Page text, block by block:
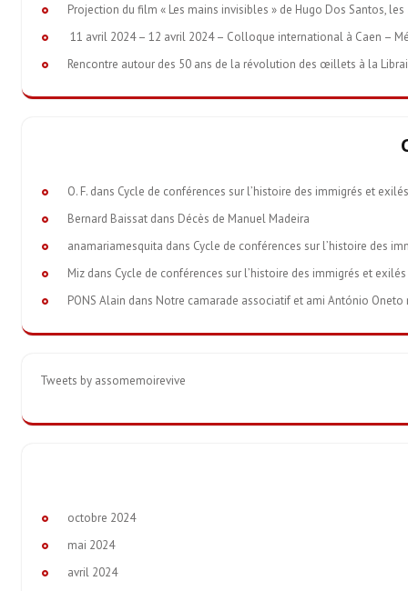
Projection du film « Les mains invisibles » de Hugo Dos Santos,
11 avril 2024 – 12 avril 2024 – Colloque international à Caen –
Rencontre autour des 50 ans de la révolution des œillets à la
O. F. dans Cycle de conférences sur l’histoire des immigrés et
Bernard Baissat dans Décès de Manuel Madeira
anamariamesquita dans Cycle de conférences sur l’histoire des
Miz dans Cycle de conférences sur l’histoire des immigrés et
PONS Alain dans Notre camarade associatif et ami António
Tweets by assomemoirevive
octobre 2024
mai 2024
avril 2024